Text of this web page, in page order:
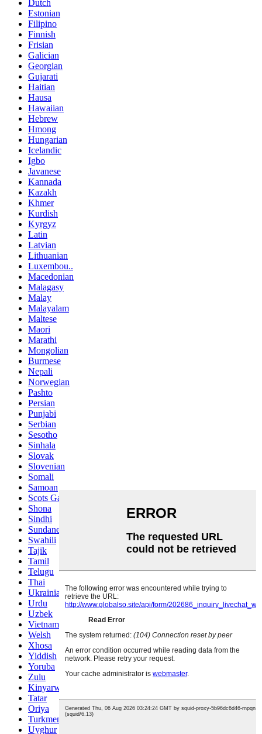
Dutch
Estonian
Filipino
Finnish
Frisian
Galician
Georgian
Gujarati
Haitian
Hausa
Hawaiian
Hebrew
Hmong
Hungarian
Icelandic
Igbo
Javanese
Kannada
Kazakh
Khmer
Kurdish
Kyrgyz
Latin
Latvian
Lithuanian
Luxembou..
Macedonian
Malagasy
Malay
Malayalam
Maltese
Maori
Marathi
Mongolian
Burmese
Nepali
Norwegian
Pashto
Persian
Punjabi
Serbian
Sesotho
Sinhala
Slovak
Slovenian
Somali
Samoan
Scots Gaelic
Shona
Sindhi
Sundanese
Swahili
Tajik
Tamil
Telugu
Thai
Ukrainian
Urdu
Uzbek
Vietnamese
Welsh
Xhosa
Yiddish
Yoruba
Zulu
Kinyarwanda
Tatar
Oriya
Turkmen
Uyghur